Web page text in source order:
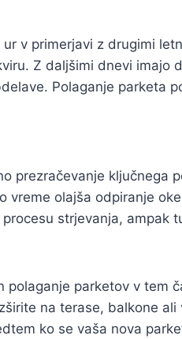
v primerjavi z drugimi
Z daljšimi dnevi
Polaganje parketa
prezračevanje ključnega
vreme olajša odpiranje
strjevanja,
polaganje parketov v tem
na terase, balkone
ko se vaša nova